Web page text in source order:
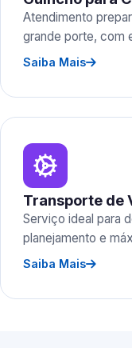
Atendimento
grande porte, com
Saiba Mais
Transporte de
Serviço ideal para
planejamento e
Saiba Mais